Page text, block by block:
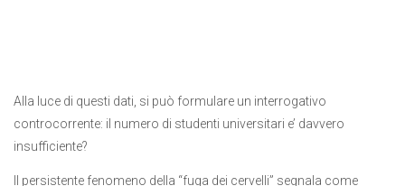
Alla luce di questi dati, si può formulare un interrogativo
controcorrente: il numero di studenti universitari e’ davvero
insufficiente?
Il persistente fenomeno della “fuga dei cervelli” segnala come